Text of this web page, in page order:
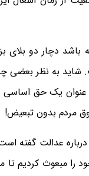
باشد دچار دو
به نظر بعضی
یک حق
مردم بدون تبعیض!
عدالت گفته است:
را مبعوث کردیم تا